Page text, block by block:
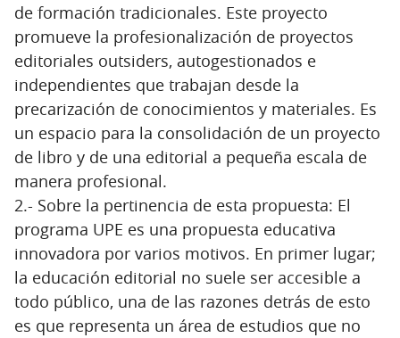
de formación tradicionales. Este proyecto
promueve la profesionalización de proyectos
editoriales outsiders, autogestionados e
independientes que trabajan desde la
precarización de conocimientos y materiales. Es
un espacio para la consolidación de un proyecto
de libro y de una editorial a pequeña escala de
manera profesional.
2.- Sobre la pertinencia de esta propuesta: El
programa UPE es una propuesta educativa
innovadora por varios motivos. En primer lugar;
la educación editorial no suele ser accesible a
todo público, una de las razones detrás de esto
es que representa un área de estudios que no